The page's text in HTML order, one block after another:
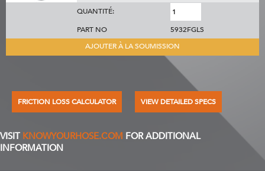
QUANTITÉ:
PART NO
5932FGLS
AJOUTER À LA SOUMISSION
FRICTION LOSS CALCULATOR VIEW DETAILED SPECS
VISIT KNOWYOURHOSE.COM FOR ADDITIONAL
INFORMATION